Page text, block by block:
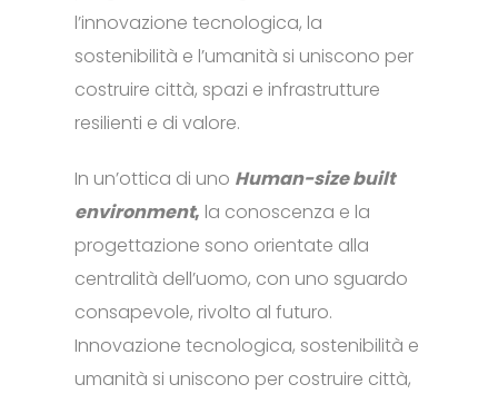
l’innovazione tecnologica, la
sostenibilità e l’umanità si uniscono per
costruire città, spazi e infrastrutture
resilienti e di valore.
In un’ottica di uno Human-size built
environment, la conoscenza e la
progettazione sono orientate alla
centralità dell’uomo, con uno sguardo
consapevole, rivolto al futuro.
Innovazione tecnologica, sostenibilità e
umanità si uniscono per costruire città,